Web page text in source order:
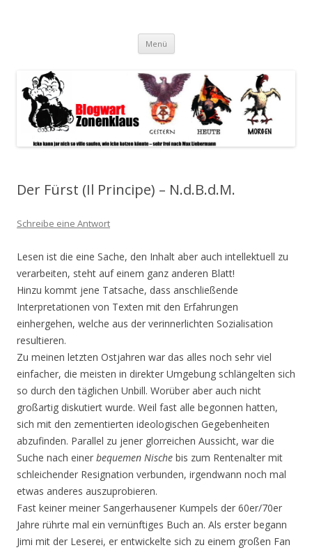
spiegeln im wesentlichen den Gesundheitszustand dieser unserer
Menü Zum
springen
Der Fürst (Il Principe) – N.d.B.d.M.
Schreibe eine Antwort
Lesen ist die eine Sache, den Inhalt aber auch intellektuell zu
verarbeiten, steht auf einem ganz anderen Blatt!
Hinzu kommt jene Tatsache, dass anschließende
Interpretationen von Texten mit den Erfahrungen
einhergehen, welche aus der verinnerlichten Sozialisation
resultieren.
Zu meinen letzten Ostjahren war das alles noch sehr viel
einfacher, die meisten in direkter Umgebung schlängelten sich
so durch den täglichen Unbill. Worüber aber auch nicht
großartig diskutiert wurde. Weil fast alle begonnen hatten,
sich mit den zementierten ideologischen Gegebenheiten
abzufinden. Parallel zu jener glorreichen Aussicht, war die
Suche nach einer bequemen Nische bis zum Rentenalter mit
schleichender Resignation verbunden, irgendwann noch mal
etwas anderes auszuprobieren.
Fast keiner meiner Sangerhausener Kumpels der 60er/70er
Jahre rührte mal ein vernünftiges Buch an. Als erster begann
Jimi mit der Leserei, er entwickelte sich zu einem großen Fan